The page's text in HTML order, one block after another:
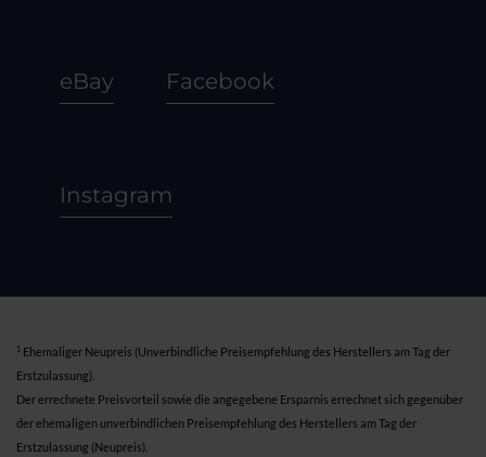
eBay Facebook
Instagram
1
Ehemaliger Neupreis (Unverbindliche Preisempfehlung des Herstellers am Tag der
Erstzulassung).
Der errechnete Preisvorteil sowie die angegebene Ersparnis errechnet sich gegenüber
der ehemaligen unverbindlichen Preisempfehlung des Herstellers am Tag der
Erstzulassung (Neupreis).